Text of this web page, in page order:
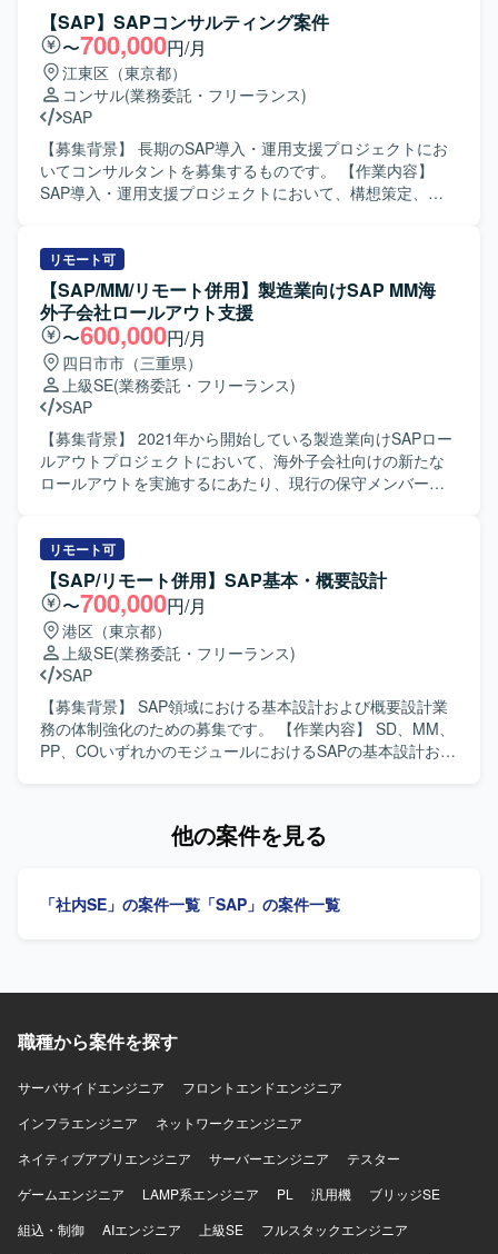
ンです。コンサルタントおよび概要設計者として、要件定
義から設計・改善提案まで幅広いフェーズを経験でき、
SAPスキルを一層高めていただけます。 【開発環境】 SAP
ERP環境上での運用保守・改修作業が中心となり、ABAPに
よるプログラム改修および関連ドキュメントの作成を行っ
ていただきます。
査・原因分析・改修対応、ならびにカスタマイズ・追加開
発を行います。また、JP1を用いたジョブの操作やジョブネ
ットの設定・変更・改修も実施していただきます。 あわせ
て、マスタ登録や移送作業などのSAP定型運用作業、要員
アサインやリリース手続き、月次書類作成などのPMO的な
定型運用作業もご担当いただきます。 【求める人物像】 担
当領域において自走して調査・障害対応ができる方を求め
ています。複数のチームや関係者と連携しながら業務を進
められるコミュニケーション力をお持ちで、手順に沿った
ECC6.0の運用保守からABAP開発、JP1を用いたジョブ管理
まで、幅広い領域を一貫して経験できるポジションです。
SD／MM／PP／COなど複数モジュールに関わることで、業
務プロセス理解と技術スキルの双方を高めることができま
す。また、運用・開発・PMO業務が並行する環境のため、
キャリアの選択肢を広げる経験を積むことができます。
【開発環境】 SAP ECC6.0を中心とした環境で、ABAPによ
る開発およびJP1を用いたジョブ管理を行います。Office製
品を活用しながら、月次書類作成や各種管理業務も実施し
ていただきます。
【SAP】SAPコンサルティング案件
〜700,000円/月
江東区（東京都）
コンサル(業務委託・フリーランス)
SAP
【募集背景】 長期のSAP導入・運用支援プロジェクトにお
いてコンサルタントを募集するものです。 【作業内容】
SAP導入・運用支援プロジェクトにおいて、構想策定、要
フェーズを決定いたします。 【求める人物像】 SAP導入・
運用・保守のご経験をお持ちで、長期的にプロジェクトへ
参画しながら継続的な改善や支援に取り組んでいただける
方を求めています。 【ポジションの魅力】 長期案件が中心
となっており、ご経験やご希望に応じて最適なプロジェク
トに参画していただけます。複数モジュールの案件に携わ
ることで幅広いSAPコンサルティング経験を積むことがで
きます。 【開発環境】 SAP各モジュール（FI、CO、SD、
MM、PP、WM、EWMなど）を対象としたシステム環境で
の業務となります。
リモート可
【SAP/MM/リモート併用】製造業向けSAP MM海
外子会社ロールアウト支援
〜600,000円/月
四日市市（三重県）
上級SE(業務委託・フリーランス)
SAP
【募集背景】 2021年から開始している製造業向けSAPロー
ルアウトプロジェクトにおいて、海外子会社向けの新たな
ロールアウトを実施するにあたり、現行の保守メンバーの
SAPロールアウトプロジェクトに参画していただきます。
現在FI、SD、MM、PP、WMの各領域が運用されている中
で、MM領域をご担当いただきます。ご経験やスキルに応じ
て、業務要件の整理を中心とした上流工程、またはABAP開
発を中心とした実装工程のいずれか、もしくは両方をお任
せいたします。 【求める人物像】 SAP MM領域への理解を
深めながら主体的に業務に取り組んでいただける方、ステ
ークホルダーとコミュニケーションをとりながら業務要件
の整理や開発内容の調整を進めていただける方を求めてお
ります。 【ポジションの魅力】 海外子会社向けロールアウ
広いフェーズに関わることができるため、MM領域の専門性
PP、WMなど複数モジュールが連携するシステム構成で作
リモート可
【SAP/リモート併用】SAP基本・概要設計
〜700,000円/月
港区（東京都）
上級SE(業務委託・フリーランス)
SAP
【募集背景】 SAP領域における基本設計および概要設計業
務の体制強化のための募集です。 【作業内容】 SD、MM、
PP、COいずれかのモジュールにおけるSAPの基本設計およ
滑で、関係者との調整や情報共有を主体的に行っていただ
ョンの魅力】 SAPの主要モジュールであるSD、MM、PP、
境】 SAPを中心とした業務システム環境において、SD、
施します。
他の案件を見る
「社内SE」の案件一覧 「SAP」の案件一覧
職種から案件を探す
サーバサイドエンジニア
フロントエンドエンジニア
インフラエンジニア
ネットワークエンジニア
ネイティブアプリエンジニア
サーバーエンジニア
テスター
ゲームエンジニア
LAMP系エンジニア PL 汎用機
ブリッジSE
組込・制御
AIエンジニア 上級SE
フルスタックエンジニア